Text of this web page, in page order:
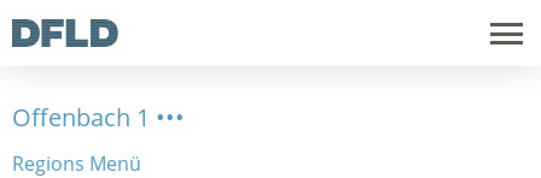
Offenbach 1 •••
Regions Menü